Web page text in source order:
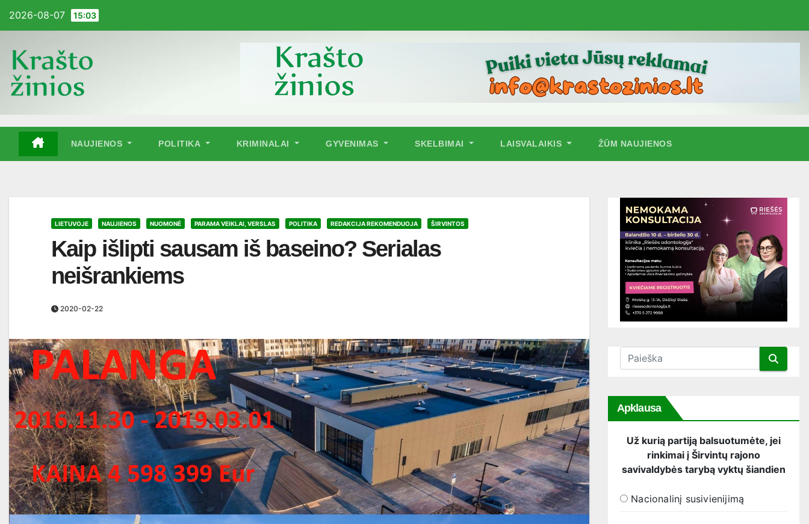
2026-08-07 15:03
NAUJIENOS POLITIKA KRIMINALAI GYVENIMAS SKELBIMAI LAISVALAIKIS ŽŪM NAUJIENOS
LIETUVOJE NAUJIENOS NUOMONĖ PARAMA VEIKLAI, VERSLAS POLITIKA REDAKCIJA REKOMENDUOJA ŠIRVINTOS
Kaip išlipti sausam iš baseino? Serialas
neišrankiems
2020-02-22
Apklausa
Už kurią partiją balsuotumėte, jei
rinkimai į Širvintų rajono
savivaldybės tarybą vyktų šiandien
Nacionalinį susivienijimą